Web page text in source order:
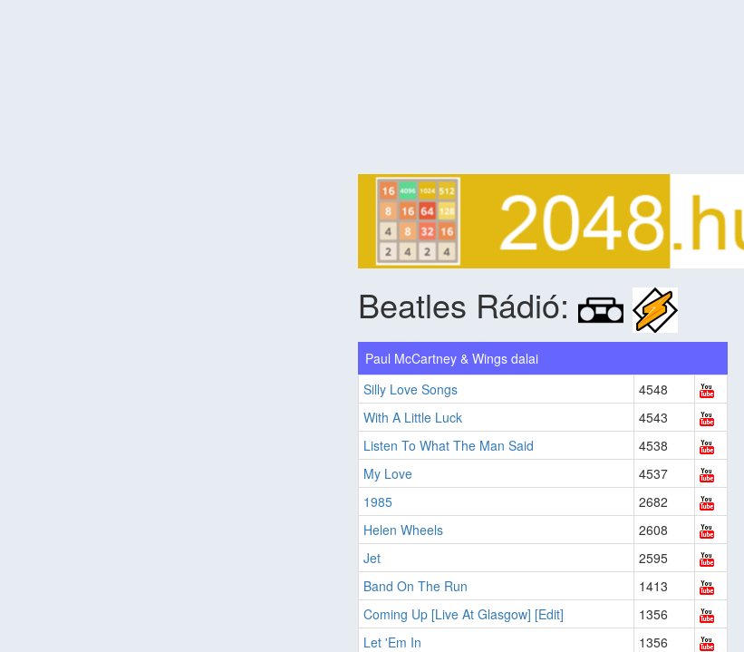
Beatles Rádió:
Paul McCartney & Wings dalai
Silly Love Songs
4548
With A Little Luck
4543
Listen To What The Man Said
4538
My Love
4537
1985
2682
Helen Wheels
2608
Jet
2595
Band On The Run
1413
Coming Up [Live At Glasgow] [Edit]
1356
Let 'Em In
1356